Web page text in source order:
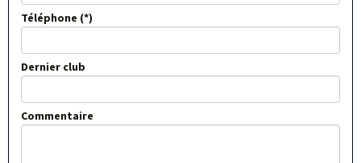
Téléphone
Dernier club
Commentaire